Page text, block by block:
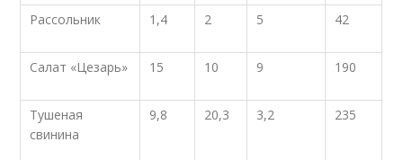
Рассольник 1,4 2 5 42
Салат «Цезарь» 15 10 9 190
Тушеная
свинина
9,8 20,3 3,2 235